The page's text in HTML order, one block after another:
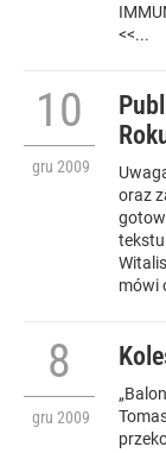
<<...
10
gru 2009
oraz
mówi
8
gru 2009